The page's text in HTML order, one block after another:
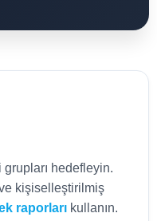
hedefleyin.
kişiselleştirilmiş
raporları kullanın.